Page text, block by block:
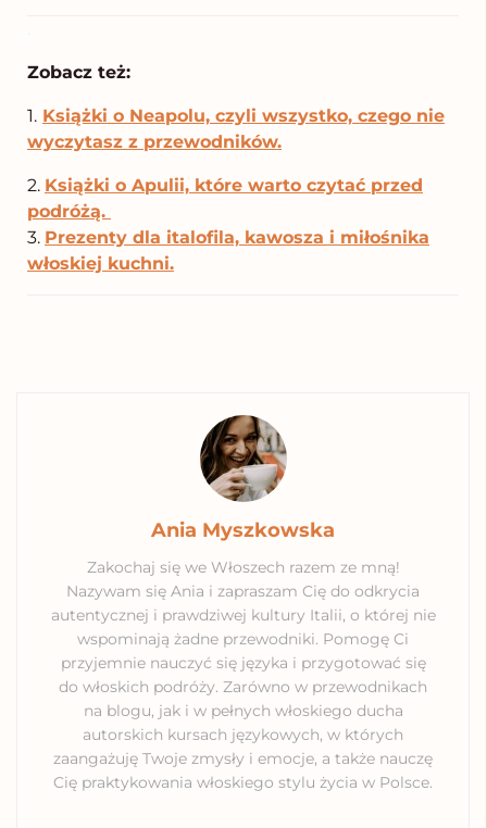
.
Zobacz też:
1. Książki o Neapolu, czyli wszystko, czego nie
wyczytasz z przewodników.
2. Książki o Apulii, które warto czytać przed
podróżą.
3. Prezenty dla italofila, kawosza i miłośnika
włoskiej kuchni.
Ania Myszkowska
Zakochaj się we Włoszech razem ze mną!
Nazywam się Ania i zapraszam Cię do odkrycia
autentycznej i prawdziwej kultury Italii, o której nie
wspominają żadne przewodniki. Pomogę Ci
przyjemnie nauczyć się języka i przygotować się
do włoskich podróży. Zarówno w przewodnikach
na blogu, jak i w pełnych włoskiego ducha
autorskich kursach językowych, w których
zaangażuję Twoje zmysły i emocje, a także nauczę
Cię praktykowania włoskiego stylu życia w Polsce.